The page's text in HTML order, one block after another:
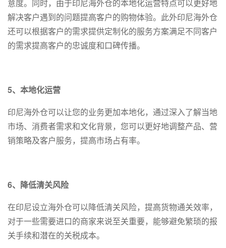
意度。同时，由于印尼海外仓的本地化运营特点可以更好地
解决客户遇到的问题提高客户的购物体验。此外印尼海外仓
还可以根据客户的需求提供定制化的服务方案满足不同客户
的需求提高客户的忠诚度和口碑传播。
5、本地化运营
印尼海外仓可以让您的业务更加本地化，通过深入了解当地
市场、消费者需求和文化背景，您可以更好地调整产品、营
销策略及客户服务，提高市场占有率。
6、降低清关风险
在印尼设立海外仓可以降低清关风险，提高货物通关效率，
对于一些需要进口的商家来说至关重要，能够避免繁琐的报
关手续和潜在的关税成本。